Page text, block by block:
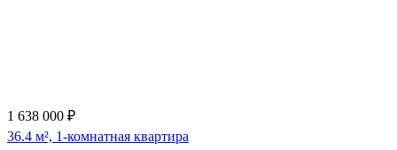
1 638 000 ₽
36.4 м², 1-комнатная квартира